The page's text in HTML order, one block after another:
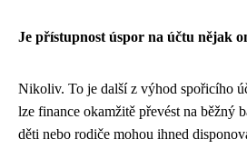
Je přístupnost úspor na účtu nějak
Nikoliv. To je další z výhod spořicího
lze finance okamžitě převést na běžný
děti nebo rodiče mohou ihned